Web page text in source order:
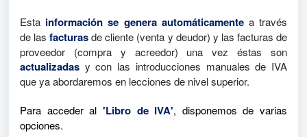
Esta información se genera automáticamente a través
de lasfacturasde cliente (venta y deudor) y las facturas de
proveedor (compra y acreedor) una vez éstas son
actualizadas y con las introducciones manuales de IVA
que ya abordaremos en lecciones de nivel superior.
Para acceder al 'Libro de IVA', disponemos de varias
opciones.